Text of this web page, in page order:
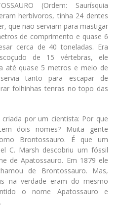
(Ordem: Saurísquia
herbívoros, tinha 24 dentes
que não serviam para mastigar
de comprimento e quase 6
cerca de 40 toneladas. Era
de 15 vértebras, ele
até quase 5 metros e meio de
servia tanto para escapar de
folhinhas tenras no topo das
por um cientista: Por que
dois nomes? Muita gente
Brontossauro. É que um
C. Marsh descobriu um fóssil
de Apatossauro. Em 1879 ele
de Brontossauro. Mas,
na verdade eram do mesmo
o nome Apatossauro e